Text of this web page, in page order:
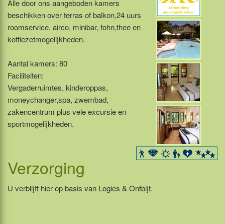
Alle door ons aangeboden kamers
beschikken over terras of balkon,24 uurs
roomservice, airco, minibar, fohn,thee en
koffiezetmogelijkheden.
Aantal kamers: 80
Faciliteiten:
Vergaderruimtes, kinderoppas,
moneychanger,spa, zwembad,
zakencentrum plus vele excursie en
sportmogelijkheden.
Verzorging
U verblijft hier op basis van Logies & Ontbijt.